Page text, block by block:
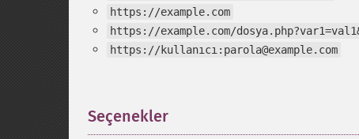
https://example.com
https://example.com/
https://kullanıcı:parola@example.com
Seçenekler